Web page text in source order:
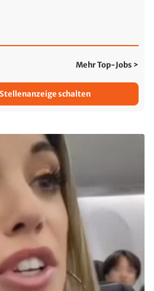
Mehr Top-Jobs >
schalten